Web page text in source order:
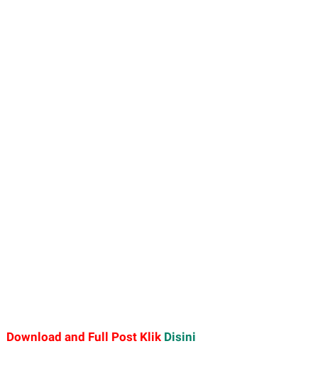
Download and Full Post Klik Disini